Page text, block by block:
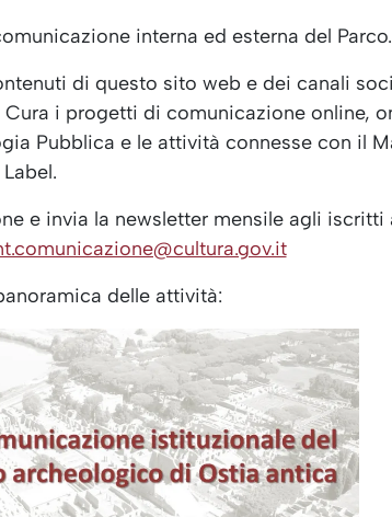
interna ed esterna del Parco.
di questo sito web e dei canali
Cura i progetti di comunicazione online,
Pubblica e le attività connesse con il
e invia la newsletter mensile agli
delle attività: